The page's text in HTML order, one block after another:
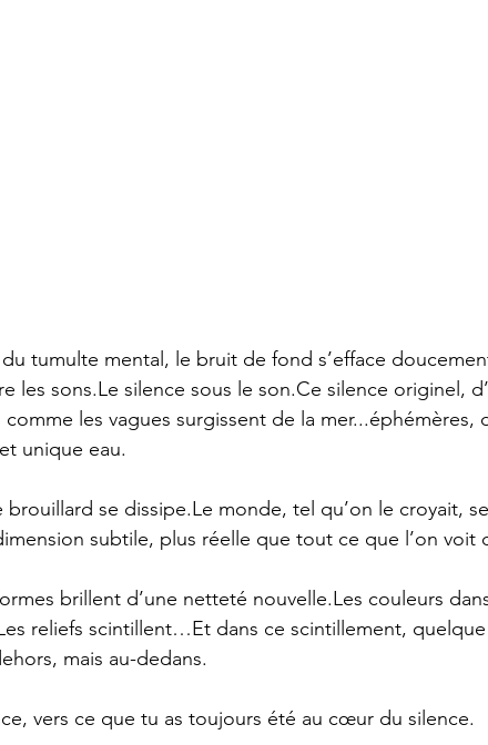
du tumulte mental, le bruit de fond s’efface
les sons.Le silence sous le son.Ce silence originel,
les vagues surgissent de la mer...éphémères,
unique eau.
se dissipe.Le monde, tel qu’on le croyait,
subtile, plus réelle que tout ce que l’on voit
brillent d’une netteté nouvelle.Les couleurs
reliefs scintillent…Et dans ce scintillement,
mais au-dedans.
vers ce que tu as toujours été au cœur du silence.